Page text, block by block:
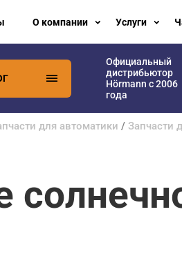
О компании Услуги
Официальный
дистрибьютор
Hörmann с 2006
года
для автоматики / Запчасти